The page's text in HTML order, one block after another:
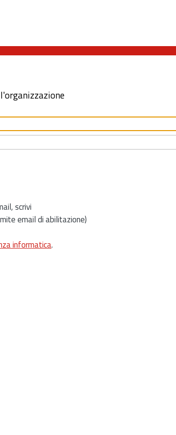
scrivi
email di abilitazione)
informatica.